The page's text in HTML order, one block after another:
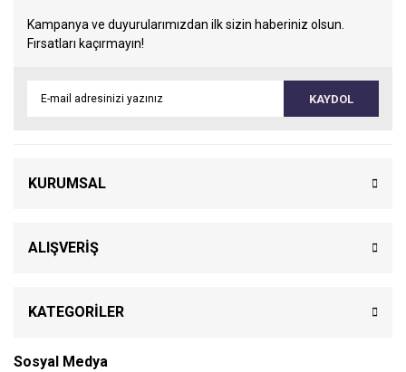
Kampanya ve duyurularımızdan ilk sizin haberiniz olsun.
Fırsatları kaçırmayın!
KAYDOL
KURUMSAL
ALIŞVERİŞ
KATEGORİLER
Sosyal Medya